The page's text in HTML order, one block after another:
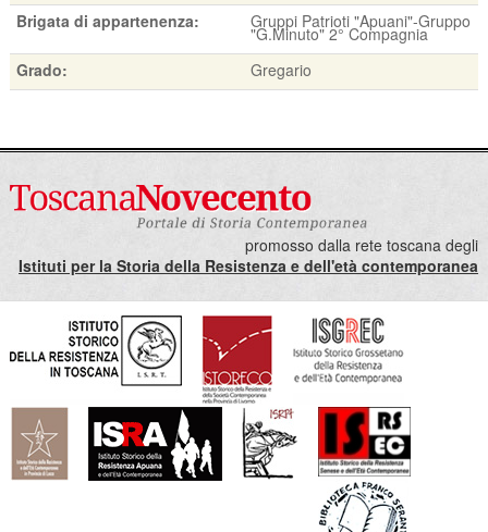
Brigata di appartenenza:
Gruppi Patrioti "Apuani"-Gruppo
"G.Minuto" 2° Compagnia
Grado:
Gregario
promosso dalla rete toscana degli
Istituti per la Storia della Resistenza e dell'età contemporanea